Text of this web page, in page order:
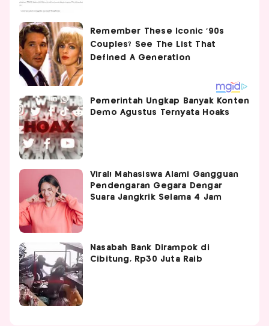
Pemerintah Ungkap Banyak Konten
Demo Agustus Ternyata Hoaks
Viral! Mahasiswa Alami Gangguan
Pendengaran Gegara Dengar
Suara Jangkrik Selama 4 Jam
Nasabah Bank Dirampok di
Cibitung, Rp30 Juta Raib